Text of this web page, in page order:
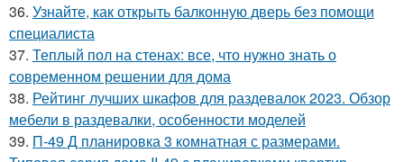
36. Узнайте, как открыть балконную дверь без помощи
специалиста
37. Теплый пол на стенах: все, что нужно знать о
современном решении для дома
38. Рейтинг лучших шкафов для раздевалок 2023. Обзор
мебели в раздевалки, особенности моделей
39. П-49 Д планировка 3 комнатная с размерами.